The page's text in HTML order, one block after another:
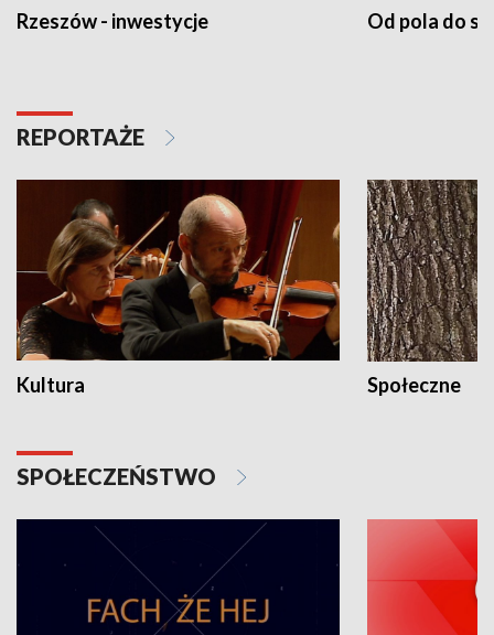
Rzeszów - inwestycje Od pola do
REPORTAŻE
Kultura Społeczne
SPOŁECZEŃSTWO